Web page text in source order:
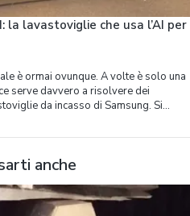
la lavastoviglie che usa l’AI per
è ormai ovunque. A volte è solo una
serve davvero a risolvere dei
da incasso di Samsung. Si
anche